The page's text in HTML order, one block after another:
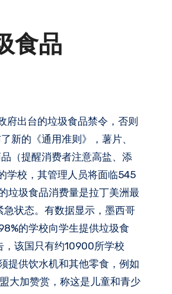
食品
新的《通用准则》，薯片、
（提醒消费者注意高盐、添
学校，其管理人员将面临545
垃圾食品消费量是拉丁美洲最
急状态。有数据显示，墨西哥
的学校向学生提供垃圾食
，该国只有约10900所学校
提供饮水机和其他零食，例如
大加赞赏，称这是儿童和青少